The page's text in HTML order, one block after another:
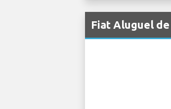
Fiat Aluguel